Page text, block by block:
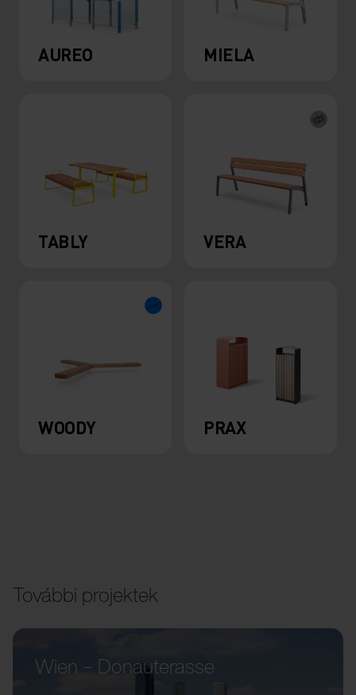
AUREO MIELA
TABLY VERA
WOODY PRAX
További projektek
Wien – Donauterasse